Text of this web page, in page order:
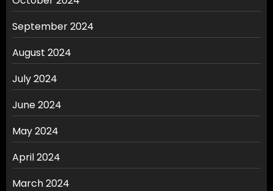
September 2024
August 2024
July 2024
June 2024
May 2024
April 2024
March 2024